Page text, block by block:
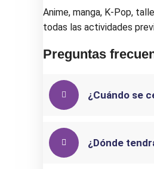
Anime, manga, K-Pop,
todas las actividades
Preguntas
¿Cuándo se
¿Dónde